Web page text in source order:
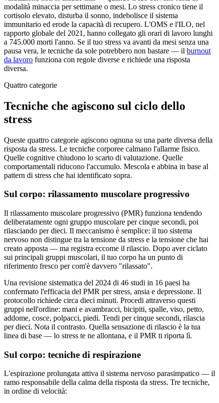
modalità minaccia per settimane o mesi. Lo stress cronico tiene il
cortisolo elevato, disturba il sonno, indebolisce il sistema
immunitario ed erode la capacità di recupero. L'OMS e l'ILO, nel
rapporto globale del 2021, hanno collegato gli orari di lavoro lunghi
a 745.000 morti l'anno. Se il tuo stress va avanti da mesi senza una
pausa vera, le tecniche da sole potrebbero non bastare — il burnout
da lavoro funziona con regole diverse e richiede una risposta
diversa.
Quattro categorie
Tecniche che agiscono sul ciclo dello
stress
Queste quattro categorie agiscono ognuna su una parte diversa della
risposta da stress. Le tecniche corporee calmano l'allarme fisico.
Quelle cognitive chiudono lo scarto di valutazione. Quelle
comportamentali riducono l'accumulo. Mescola e abbina in base al
pattern di stress che hai identificato sopra.
Sul corpo: rilassamento muscolare progressivo
Il rilassamento muscolare progressivo (PMR) funziona tendendo
deliberatamente ogni gruppo muscolare per cinque secondi, poi
rilasciando per dieci. Il meccanismo è semplice: il tuo sistema
nervoso non distingue tra la tensione da stress e la tensione che hai
creato apposta — ma registra eccome il rilascio. Dopo aver ciclato
sui principali gruppi muscolari, il tuo corpo ha un punto di
riferimento fresco per com'è davvero "rilassato".
Una revisione sistematica del 2024 di 46 studi in 16 paesi ha
confermato l'efficacia del PMR per stress, ansia e depressione. Il
protocollo richiede circa dieci minuti. Procedi attraverso questi
gruppi nell'ordine: mani e avambracci, bicipiti, spalle, viso, petto,
addome, cosce, polpacci, piedi. Tendi per cinque secondi, rilascia
per dieci. Nota il contrasto. Quella sensazione di rilascio è la tua
linea di base — lo stress te ne allontana, e il PMR ti riporta lì.
Sul corpo: tecniche di respirazione
L'espirazione prolungata attiva il sistema nervoso parasimpatico — il
ramo responsabile della calma della risposta da stress. Tre tecniche,
in ordine di velocità: